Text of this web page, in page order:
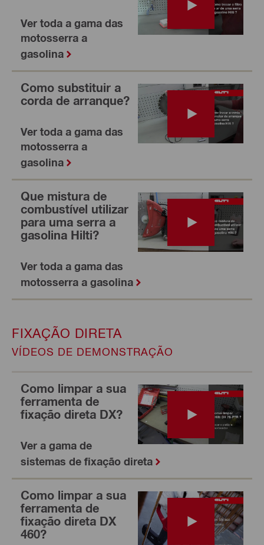
Ver toda a gama das
motosserra a
gasolina
Como substituir a
corda de arranque?
Ver toda a gama das
motosserra a
gasolina
Que mistura de
combustível utilizar
para uma serra a
gasolina Hilti?
Ver toda a gama das
motosserra a gasolina
FIXAÇÃO DIRETA
VÍDEOS DE DEMONSTRAÇÃO
Como limpar a sua
ferramenta de
fixação direta DX?
Ver a gama de
sistemas de fixação direta
Como limpar a sua
ferramenta de
fixação direta DX
460?